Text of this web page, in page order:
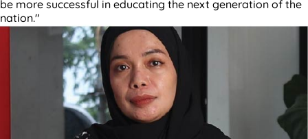
be more successful in educating the next generation of the
nation."